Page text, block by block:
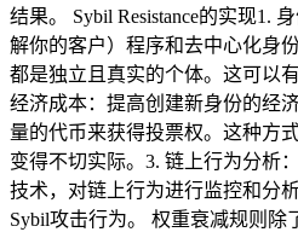
结果。 Sybil Resistance的实现1.
解你的客户）程序和去中心化身
都是独立且真实的个体。这可以
经济成本：提高创建新身份的经
量的代币来获得投票权。这种方
变得不切实际。3. 链上行为分析
技术，对链上行为进行监控和分
Sybil攻击行为。 权重衰减规则除